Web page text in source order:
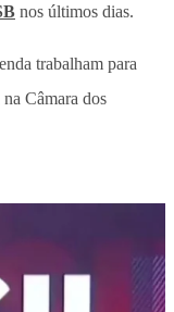
nos últimos dias.
trabalham para
Câmara dos